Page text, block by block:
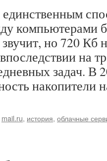
компьютерами
но 720 Кб
на
задач. В
mail.ru, история, облачные